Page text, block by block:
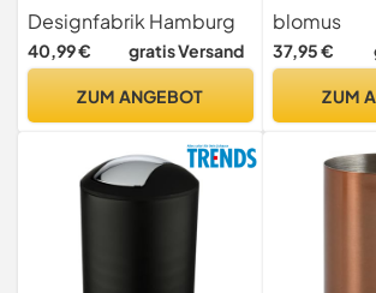
Schwarz | Duschregal ohne
Bohren
Designfabrik Hamburg
40,99 € gratis Versand
ZUM ANGEBOT
her in
cm, T 2,5
Antharzit/
blomus
37,95 €
ZUM